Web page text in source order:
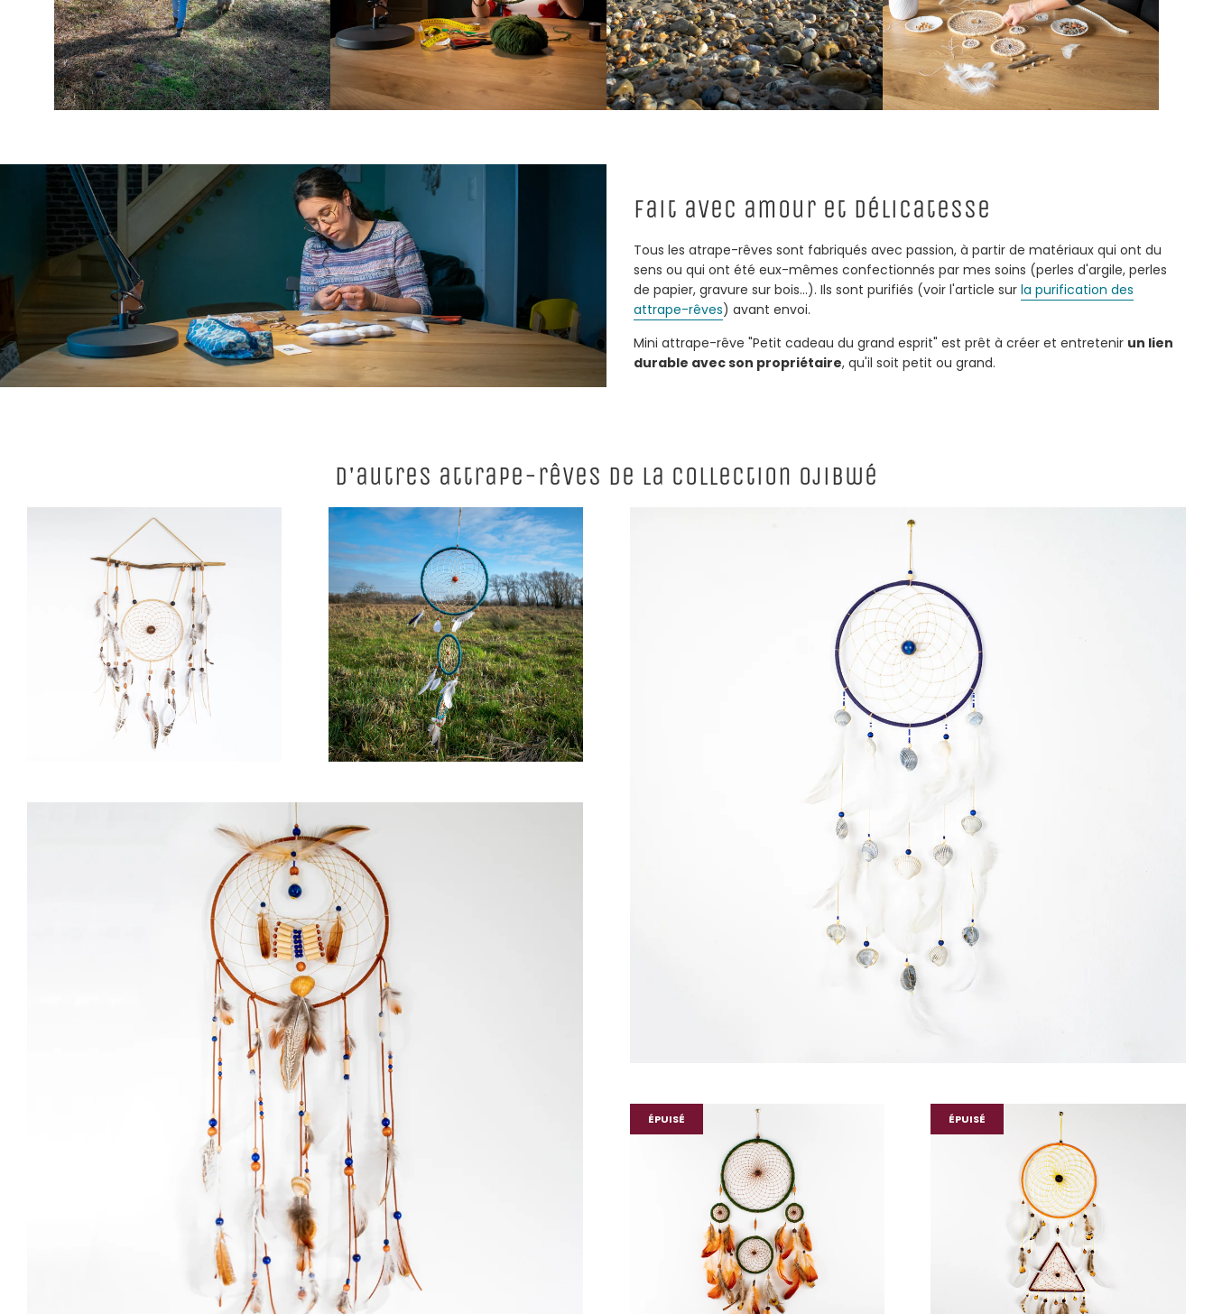
Fait avec amour et délicatesse
Tous les atrape-rêves sont fabriqués avec passion, à partir de matériaux qui ont du
sens ou qui ont été eux-mêmes confectionnés par mes soins (perles d'argile, perles
de papier, gravure sur bois...). Ils sont purifiés (voir l'article sur la purification des
attrape-rêves) avant envoi.
Mini attrape-rêve "Petit cadeau du grand esprit" est prêt à créer et entretenir un lien
durable avec son propriétaire, qu'il soit petit ou grand.
D'autres attrape-rêves de la collection Ojibwé
ÉPUISÉ ÉPUISÉ